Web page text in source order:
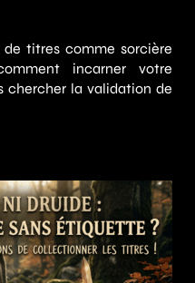
de titres comme sorcière
incarner votre
chercher la validation de